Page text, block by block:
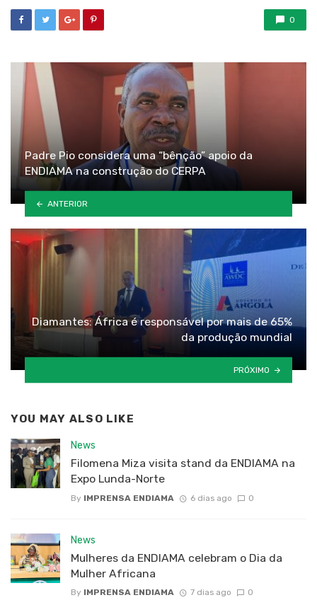
0
Padre Pio considera uma “bênção” apoio da
ENDIAMA na construção do CERPA
ANTERIOR
Diamantes: África é responsável por mais de 65%
da produção mundial
PRÓXIMO
YOU MAY ALSO LIKE
News
Filomena Miza visita stand da ENDIAMA na
Expo Lunda-Norte
By IMPRENSA ENDIAMA 6 dias ago 0
News
Mulheres da ENDIAMA celebram o Dia da
Mulher Africana
By IMPRENSA ENDIAMA 7 dias ago 0